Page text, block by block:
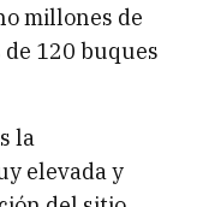
millones de
de 120 buques
la
elevada y